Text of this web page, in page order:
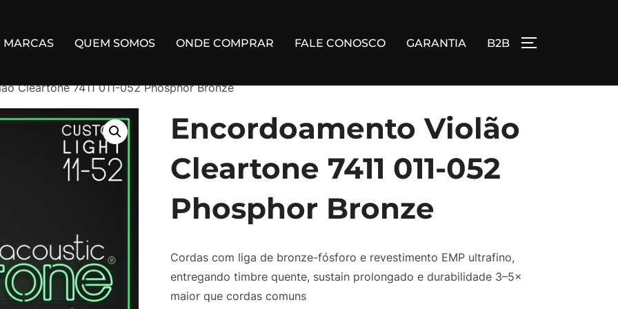
MARCAS QUEM SOMOS ONDE COMPRAR FALE CONOSCO GARANTIA B2B ALTERNAR
Cleartone 7411 011-052 Phosphor Bronze
Encordoamento Violão
Cleartone 7411 011-052
Phosphor Bronze
Cordas com liga de bronze-fósforo e revestimento EMP ultrafino,
entregando timbre quente, sustain prolongado e durabilidade 3–5×
maior que cordas comuns